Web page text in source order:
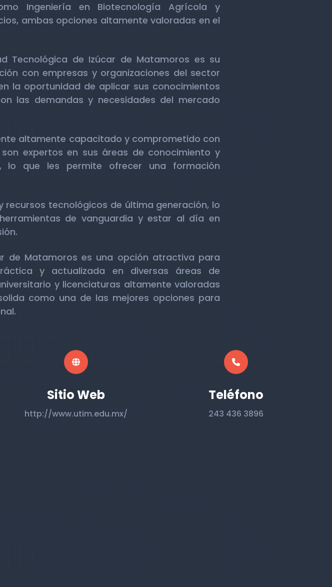
Ingeniería en Biotecnología Agrícola y
ambas opciones altamente valoradas en el
Tecnológica de Izúcar de Matamoros es su
con empresas y organizaciones del sector
la oportunidad de aplicar sus conocimientos
las demandas y necesidades del mercado
altamente capacitado y comprometido con
expertos en sus áreas de conocimiento y
lo que les permite ofrecer una formación
tecnológicos de última generación, lo
de vanguardia y estar al día en
de Matamoros es una opción atractiva para
y actualizada en diversas áreas de
y licenciaturas altamente valoradas
como una de las mejores opciones para
Sitio Web
http://www.utim.edu.mx/
Teléfono
243 436 3896